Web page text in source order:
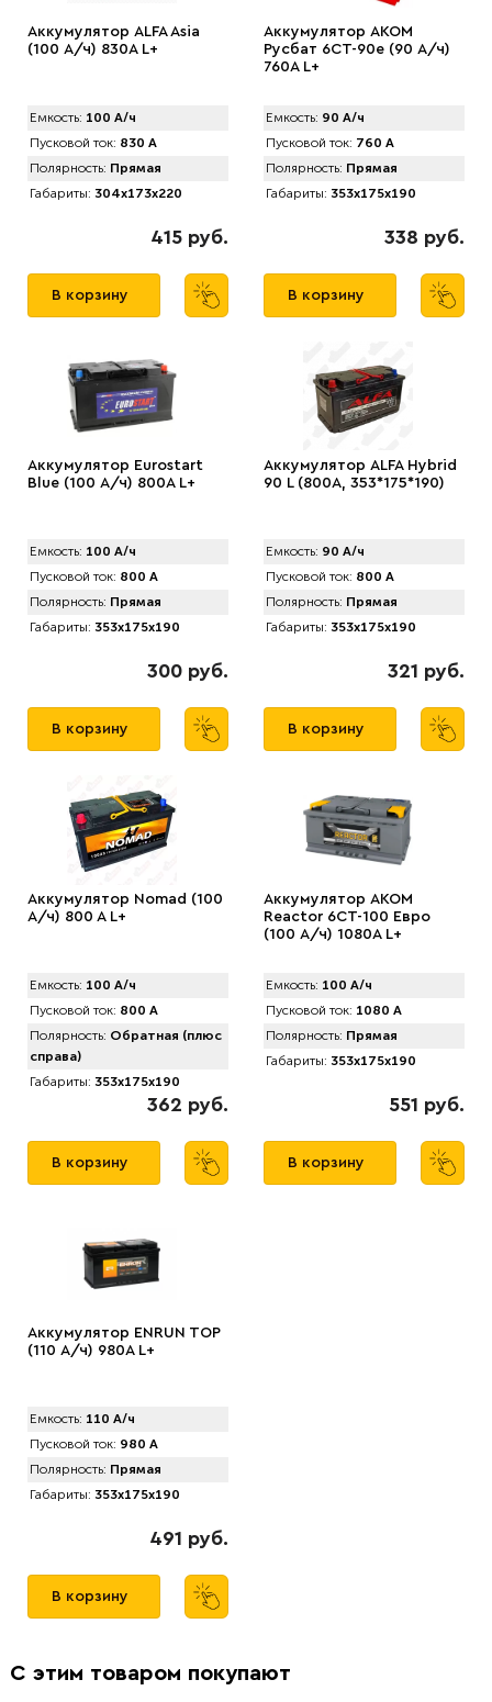
Аккумулятор АLFA Asia
(100 А/ч) 830A L+
Емкость: 100 А/ч
Пусковой ток: 830 А
Полярность: Прямая
Габариты: 304x173x220
415 руб.
В корзину
Аккумулятор AKOM
Русбат 6СТ-90е (90 А/ч)
760A L+
Емкость: 90 А/ч
Пусковой ток: 760 А
Полярность: Прямая
Габариты: 353x175x190
338 руб.
В корзину
Аккумулятор Eurostart
Blue (100 А/ч) 800А L+
Емкость: 100 А/ч
Пусковой ток: 800 А
Полярность: Прямая
Габариты: 353x175x190
300 руб.
В корзину
Аккумулятор АLFA Hybrid
90 L (800A, 353*175*190)
Емкость: 90 А/ч
Пусковой ток: 800 А
Полярность: Прямая
Габариты: 353x175x190
321 руб.
В корзину
Аккумулятор Nomad (100
А/ч) 800 A L+
Емкость: 100 А/ч
Пусковой ток: 800 А
Полярность: Обратная (плюс
справа)
Габариты: 353x175x190
362 руб.
В корзину
Аккумулятор AKOM
Reactor 6CT-100 Евро
(100 А/ч) 1080A L+
Емкость: 100 А/ч
Пусковой ток: 1080 А
Полярность: Прямая
Габариты: 353x175x190
551 руб.
В корзину
Аккумулятор ENRUN TOP
(110 А/ч) 980A L+
Емкость: 110 А/ч
Пусковой ток: 980 А
Полярность: Прямая
Габариты: 353x175x190
491 руб.
В корзину
С этим товаром покупают